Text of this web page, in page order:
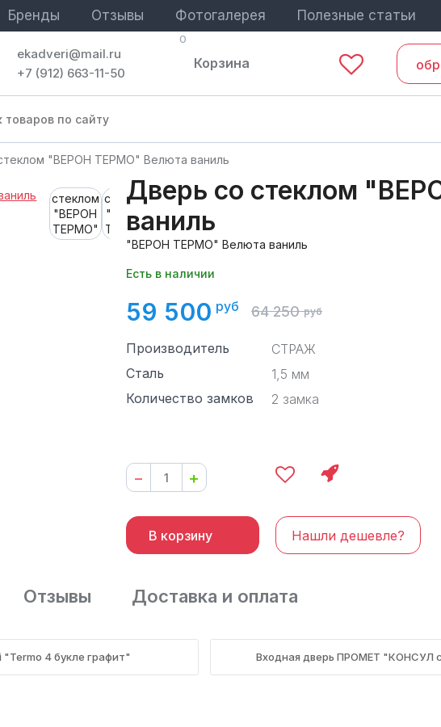
Бренды Отзывы Фотогалерея Полезные статьи
ekadveri@mail.ru
+7 (912) 663-11-50
0
Корзина
"ВЕРОН ТЕРМО" Велюта ваниль
Дверь со стеклом
ваниль
"ВЕРОН ТЕРМО" Велюта ваниль
Есть в наличии
59 500 руб 64 250 руб
Производитель
СТРАЖ
Сталь
1,5 мм
Количество замков
2 замка
− +
В корзину Нашли дешевле?
Отзывы Доставка и оплата
4 букле графит" Входная дверь ПРОМЕТ "КОНСУЛ